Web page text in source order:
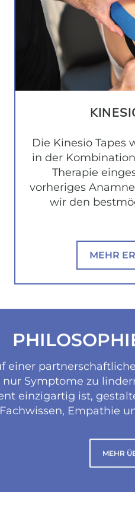
Die Kinesio Tapes
in der
Therapie
vorheriges
wir den
MEHR
einer
Symptome zu
einzigartig ist,
Empathie
MEHR